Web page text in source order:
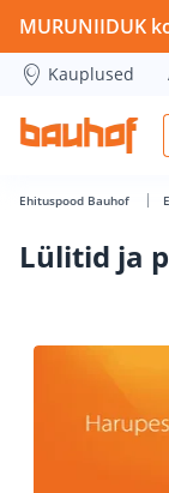
Lülitid ja
MURUNIIDUK
Kauplused
Ehituspood Bauhof
Lülitid ja